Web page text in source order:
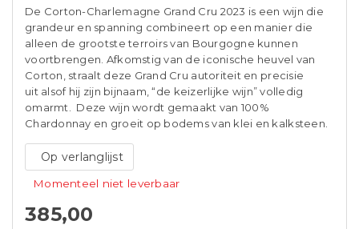
De Corton-Charlemagne Grand Cru 2023 is een wijn die
grandeur en spanning combineert op een manier die
alleen de grootste terroirs van Bourgogne kunnen
voortbrengen. Afkomstig van de iconische heuvel van
Corton, straalt deze Grand Cru autoriteit en precisie
uit alsof hij zijn bijnaam, “de keizerlijke wijn” volledig
omarmt. Deze wijn wordt gemaakt van 100%
Chardonnay en groeit op bodems van klei en kalksteen.
Op verlanglijst
Momenteel niet leverbaar
385,00